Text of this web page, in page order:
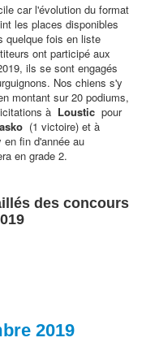
car l'évolution du format
les places disponibles
quelque fois en liste
ont participé aux
ils se sont engagés
Nos chiens s'y
montant sur 20 podiums,
à Loustic pour
(1 victoire) et à
fin d'année au
en grade 2.
des concours
2019